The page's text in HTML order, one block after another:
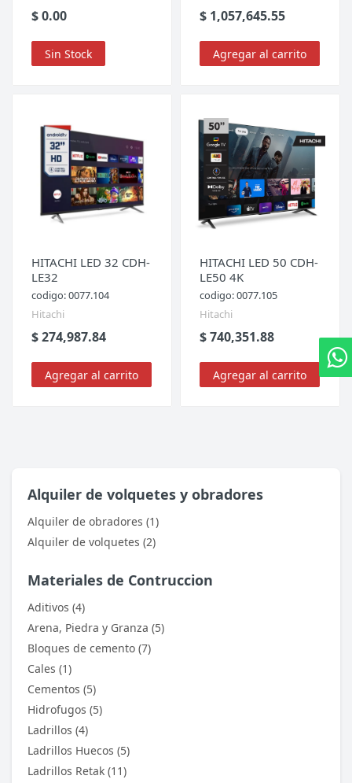
$ 0.00
Sin Stock
$ 1,057,645.55
Agregar al carrito
HITACHI LED 32 CDH-
LE32
codigo: 0077.104
Hitachi
$ 274,987.84
Agregar al carrito
HITACHI LED 50 CDH-
LE50 4K
codigo: 0077.105
Hitachi
$ 740,351.88
Agregar al carrito
Alquiler de volquetes y obradores
Alquiler de obradores (1)
Alquiler de volquetes (2)
Materiales de Contruccion
Aditivos (4)
Arena, Piedra y Granza (5)
Bloques de cemento (7)
Cales (1)
Cementos (5)
Hidrofugos (5)
Ladrillos (4)
Ladrillos Huecos (5)
Ladrillos Retak (11)